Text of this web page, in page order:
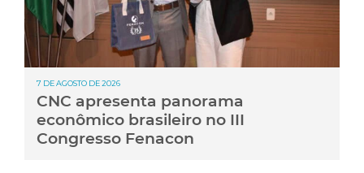
7 DE AGOSTO DE 2026
CNC apresenta panorama
econômico brasileiro no III
Congresso Fenacon